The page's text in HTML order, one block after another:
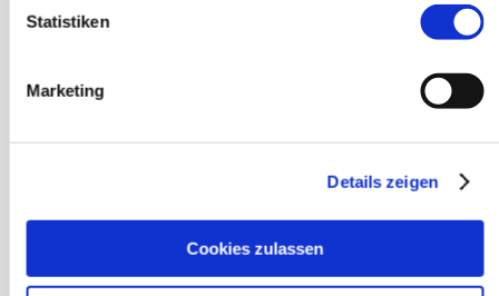
Statistiken
Marketing
Details zeigen
Cookies zulassen
Einzeltänze